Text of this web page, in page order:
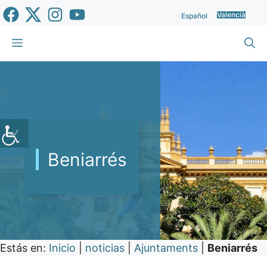
Vés
al
contingut
Español Valencià
Menu
Beniarrés
Estás en: Inicio noticias Ajuntaments Beniarrés